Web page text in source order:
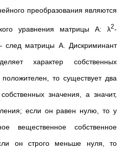
преобразования являются
уравнения матрицы A: λ2-
след матрицы A. Дискриминант
характер собственных
то существует два
значения, а значит,
если он равен нулю, то у
вещественное собственное
он строго меньше нуля, то